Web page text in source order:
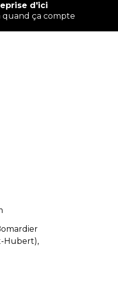
d'ici
quand ça compte
Hubert),